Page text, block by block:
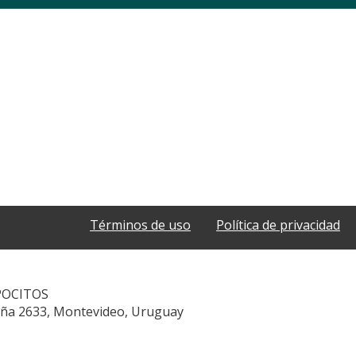
Términos de uso Política de privacidad
2633, Montevideo, Uruguay